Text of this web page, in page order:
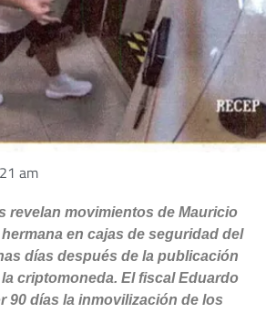
am
revelan movimientos de Mauricio
en cajas de seguridad del
días después de la publicación
criptomoneda. El fiscal Eduardo
90 días la inmovilización de los